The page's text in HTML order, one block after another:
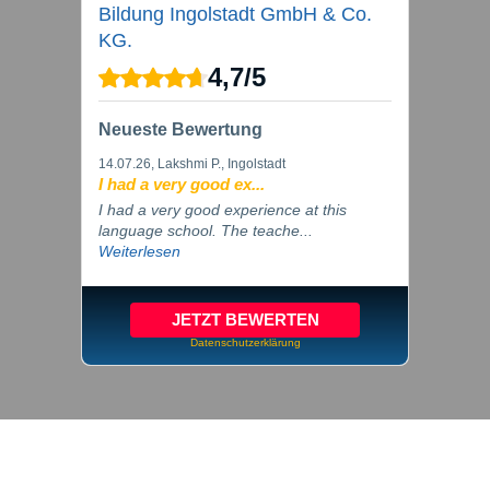
Bildung Ingolstadt GmbH & Co.
KG.
4,7/5
Neueste Bewertung
14.07.26, Lakshmi P., Ingolstadt
I had a very good ex...
I had a very good experience at this
language school. The teache...
Weiterlesen
JETZT BEWERTEN
Datenschutzerklärung